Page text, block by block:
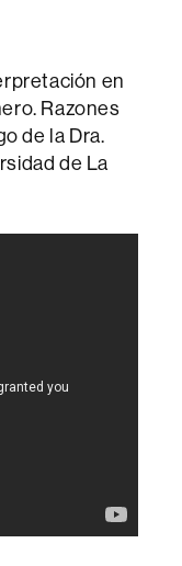
en
Razones
de la Dra.
de La